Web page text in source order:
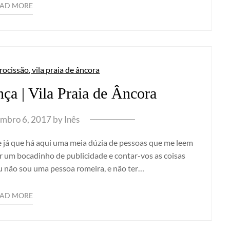
MORE
| Vila Praia de Âncora
6, 2017byInês
que há aqui uma meia dúzia de pessoas que me leem
bocadinho de publicidade e contar-vos as coisas
sou uma pessoa romeira, e não ter…
MORE